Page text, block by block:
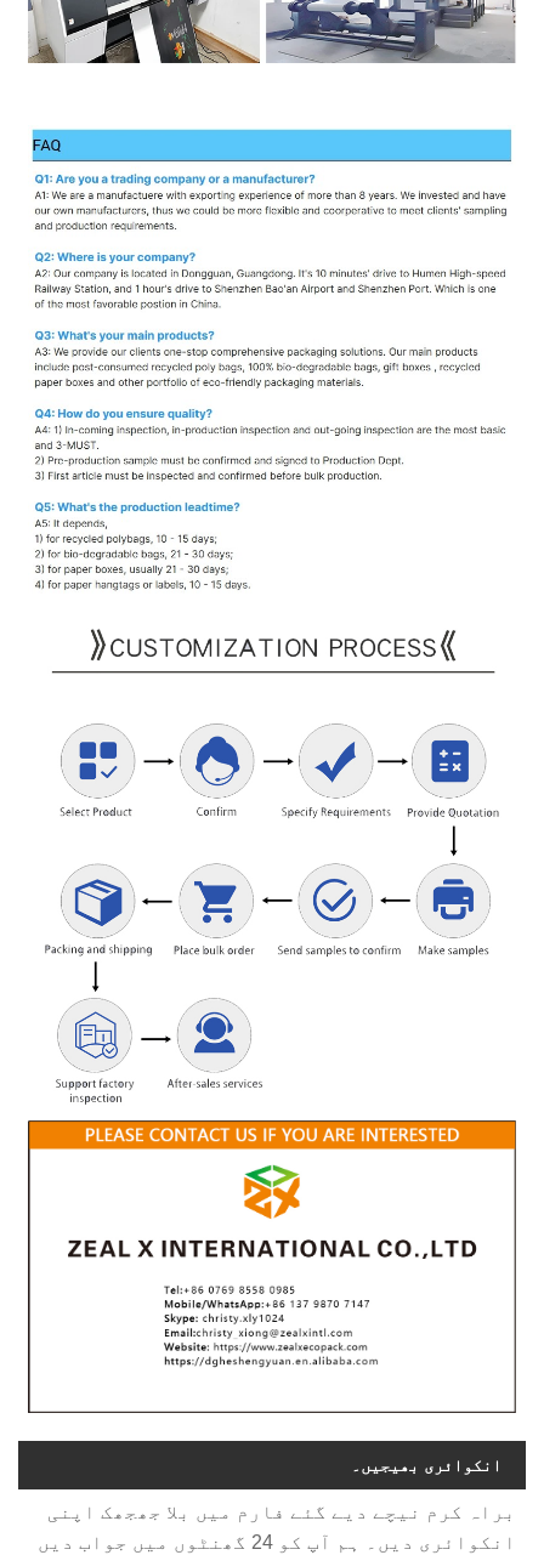
انکوائری بھیجیں۔
براہ کرم نیچے دیے گئے فارم میں بلا جھجھک اپنی
انکوائری دیں۔ ہم آپ کو 24 گھنٹوں میں جواب دیں